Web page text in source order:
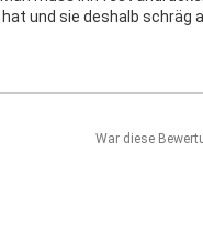
und sie deshalb schräg
War diese